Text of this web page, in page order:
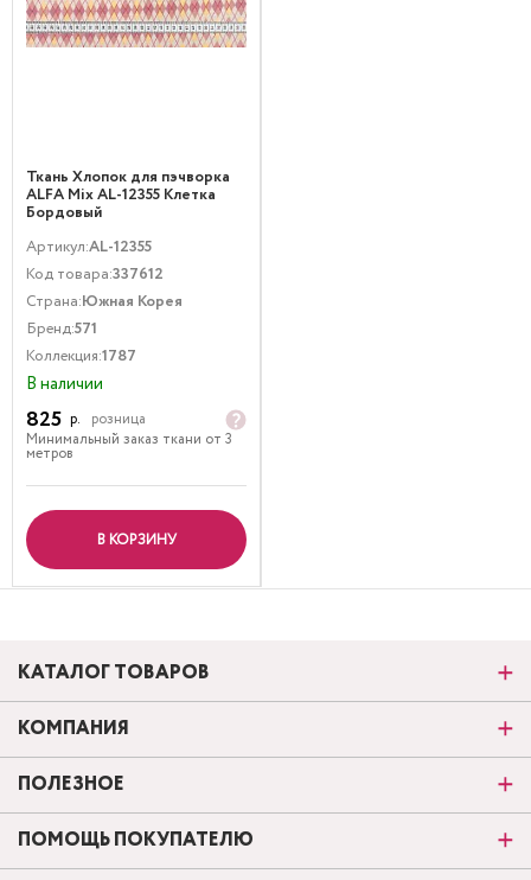
Ткань Хлопок для пэчворка
ALFA Mix AL-12355 Клетка
Бордовый
Артикул:AL-12355
Код товара:337612
Страна:Южная Корея
Бренд:571
Коллекция:1787
В наличии
825 р.
розница
Минимальный заказ ткани от 3
метров
В КОРЗИНУ
КАТАЛОГ ТОВАРОВ
КОМПАНИЯ
ПОЛЕЗНОЕ
ПОМОЩЬ ПОКУПАТЕЛЮ